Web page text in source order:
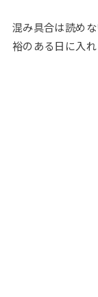
混み具合は読め
裕のある日に入れ